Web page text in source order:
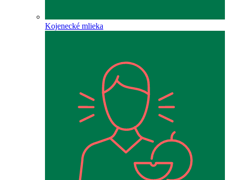
Kojenecké mlieka